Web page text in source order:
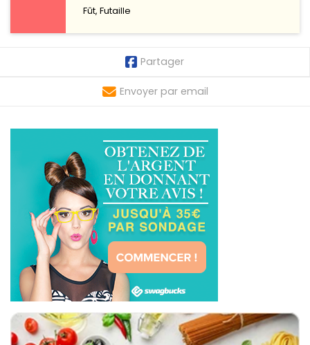
Fût, Futaille
Partager
Envoyer par email